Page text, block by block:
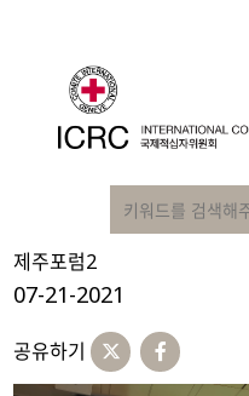
제주포럼2
07-21-2021
공유하기